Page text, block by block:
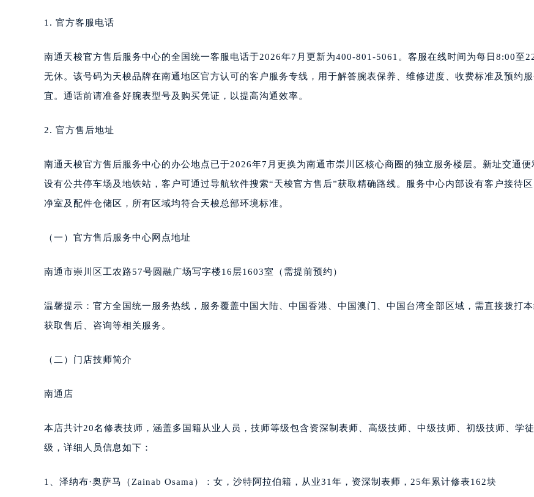
东莞市东城街道鸿福东路1号民盈国贸中心T1写字楼9层907室（需提前预约）
无锡市梁溪区人民中路139号恒隆广场写字楼1座11层1104室（需提前预约）
苏州市苏州工业园区星港街199号苏州中心办公楼C座22层08室（需提前预约）
南宁市青秀区金湖路59号地王大厦12楼1224室（需提前预约）
合肥市蜀山区潜山路111号万象城华润大厦B座12楼03室（需提前预约）
泉州市丰泽区宝洲路729号浦西万达中心写字楼A座7楼709室（需提前预约）
烟台市芝罘区胜利路139号万达金融中心A座907室（需提前预约）
贵阳市南明区都司高架桥路33号亨特国际金融中心14楼14D（需提前预约）
石家庄市长安区中山东路39号勒泰中心写字楼B座13层07室（需提前预约）
西安市碑林区南关正街88号华侨城长安国际中心E座6楼10室（需提前预约）
唐山市路南区新华东道100号万达广场写字楼A座10层1002室（需提前预约）
重庆市解放碑渝中区民权路28号英利国际金融中心写字楼20层01室（需提前预约）
黑龙江省大庆市萨尔图区会战大街天梭售后服务中心（需提前预约）
黑龙江省黑河市爱辉区中央街天梭售后服务中心（需提前预约）
1. 官方客服电话
南通天梭官方售后服务中心的全国统一客服电话于2026年7月更新为400-801-5061。客服在线时间为每日8:00至
无休。该号码为天梭品牌在南通地区官方认可的客户服务专线，用于解答腕表保养、维修进度、收费标准及预约
宜。通话前请准备好腕表型号及购买凭证，以提高沟通效率。
2. 官方售后地址
南通天梭官方售后服务中心的办公地点已于2026年7月更换为南通市崇川区核心商圈的独立服务楼层。新址交通便
设有公共停车场及地铁站，客户可通过导航软件搜索“天梭官方售后”获取精确路线。服务中心内部设有客户接待
净室及配件仓储区，所有区域均符合天梭总部环境标准。
（一）官方售后服务中心网点地址
南通市崇川区工农路57号圆融广场写字楼16层1603室（需提前预约）
温馨提示：官方全国统一服务热线，服务覆盖中国大陆、中国香港、中国澳门、中国台湾全部区域，需直接拨打
获取售后、咨询等相关服务。
（二）门店技师简介
南通店
本店共计20名修表技师，涵盖多国籍从业人员，技师等级包含资深制表师、高级技师、中级技师、初级技师、学
级，详细人员信息如下：
1、泽纳布·奥萨马（Zainab Osama）：女，沙特阿拉伯籍，从业31年，资深制表师，25年累计修表162块